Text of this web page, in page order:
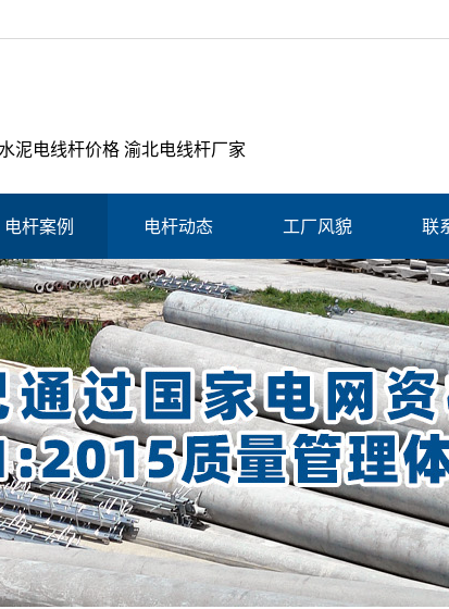
泥电线杆价格 渝北电线杆厂家
电杆案例 电杆动态 工厂风貌 联